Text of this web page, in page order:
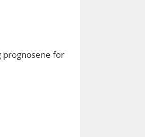
prognosene for